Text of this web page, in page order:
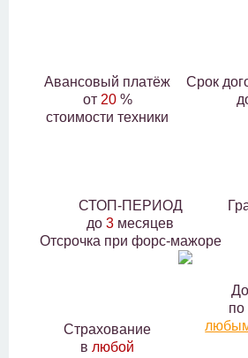
Авансовый платёж
от 20%
стоимости техники
Срок
СТОП-ПЕРИОД
до 3 месяцев
Отсрочка при форс-мажоре
Страхование
в любой
по